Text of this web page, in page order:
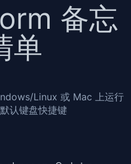
备忘
单
Linux 或 Mac 上运行
认键盘快捷键